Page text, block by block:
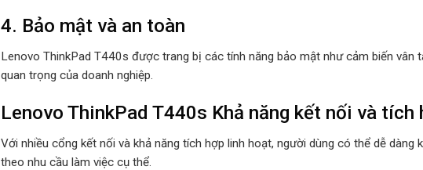
4. Bảo mật và an toàn
Lenovo ThinkPad T440s được trang bị các tính năng bảo mật như cảm biến vân
quan trọng của doanh nghiệp.
Lenovo ThinkPad T440s Khả năng kết nối và tích
Với nhiều cổng kết nối và khả năng tích hợp linh hoạt, người dùng có thể dễ
theo nhu cầu làm việc cụ thể.